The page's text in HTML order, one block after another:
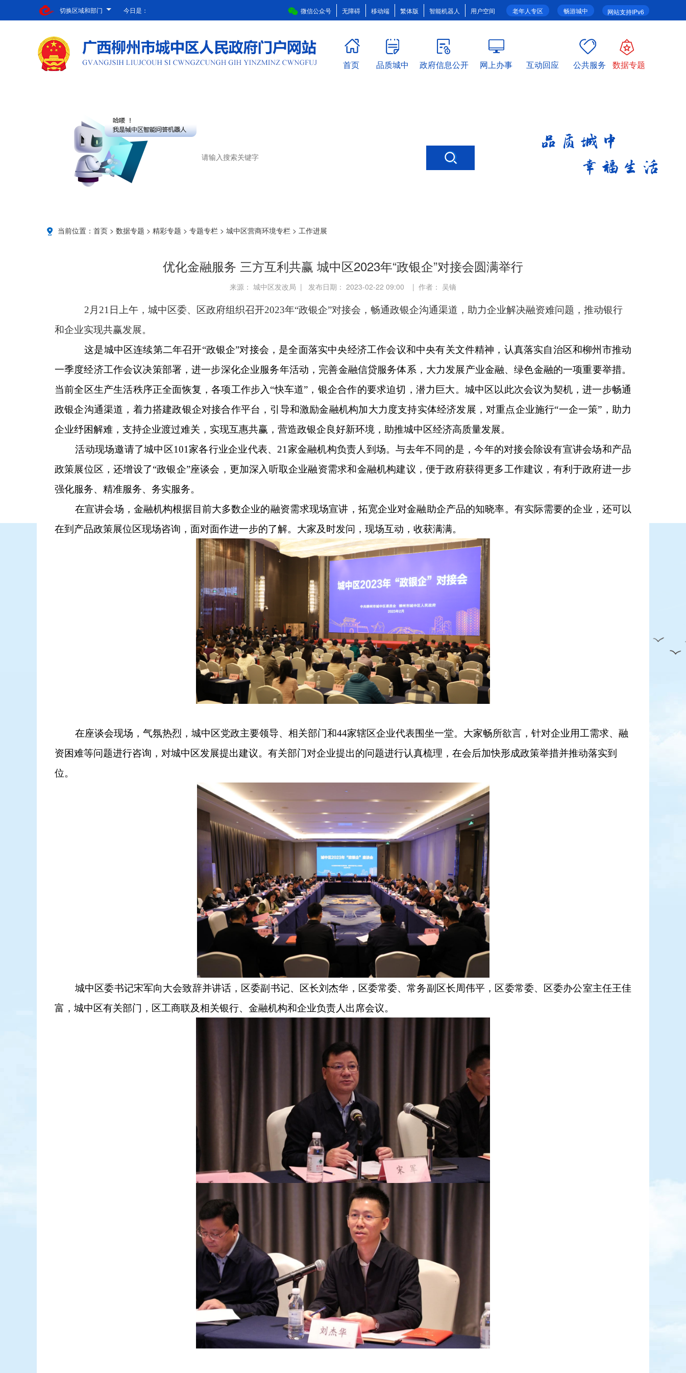
切换区域和部门 网站支持IPv6
畅游城中
老年人专区
微信公众号 无障碍 移动端 繁体版 智能机器人 用户空间
今日是：
首页 品质城中 政府信息公开 网上办事 互动回应 公共服务 数据专题
当前位置： 首页 > 数据专题 > 精彩专题 > 专题专栏 > 城中区营商环境专栏 > 工作进展
优化金融服务 三方互利共赢 城中区2023年“政银企”对接会圆满举行
来源： 城中区发改局 | 发布日期： 2023-02-22 09:00 | 作者： 吴镝
2月21日上午，城中区委、区政府组织召开2023年“政银企”对接会，畅通政银企沟通渠道，助力企业解决融资难问题，推动银行
和企业实现共赢发展。
这是城中区连续第二年召开“政银企”对接会，是全面落实中央经济工作会议和中央有关文件精神，认真落实自治区和柳州市推动
一季度经济工作会议决策部署，进一步深化企业服务年活动，完善金融信贷服务体系，大力发展产业金融、绿色金融的一项重要举措。
当前全区生产生活秩序正全面恢复，各项工作步入“快车道”，银企合作的要求迫切，潜力巨大。城中区以此次会议为契机，进一步畅通
政银企沟通渠道，着力搭建政银企对接合作平台，引导和激励金融机构加大力度支持实体经济发展，对重点企业施行“一企一策”，助力
企业纾困解难，支持企业渡过难关，实现互惠共赢，营造政银企良好新环境，助推城中区经济高质量发展。
活动现场邀请了城中区101家各行业企业代表、21家金融机构负责人到场。与去年不同的是，今年的对接会除设有宣讲会场和产品
政策展位区，还增设了“政银企”座谈会，更加深入听取企业融资需求和金融机构建议，便于政府获得更多工作建议，有利于政府进一步
强化服务、精准服务、务实服务。
在宣讲会场，金融机构根据目前大多数企业的融资需求现场宣讲，拓宽企业对金融助企产品的知晓率。有实际需要的企业，还可以
在到产品政策展位区现场咨询，面对面作进一步的了解。大家及时发问，现场互动，收获满满。
在座谈会现场，气氛热烈，城中区党政主要领导、相关部门和44家辖区企业代表围坐一堂。大家畅所欲言，针对企业用工需求、融
资困难等问题进行咨询，对城中区发展提出建议。有关部门对企业提出的问题进行认真梳理，在会后加快形成政策举措并推动落实到
位。
城中区委书记宋军向大会致辞并讲话，区委副书记、区长刘杰华，区委常委、常务副区长周伟平，区委常委、区委办公室主任王佳
富，城中区有关部门，区工商联及相关银行、金融机构和企业负责人出席会议。